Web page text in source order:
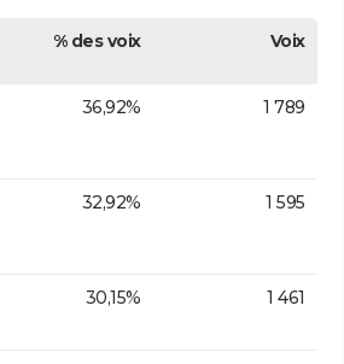
% des voix Voix
36,92% 1 789
32,92% 1 595
30,15% 1 461